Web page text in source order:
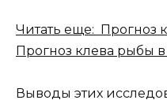
Читать еще: Прогноз
Прогноз клева рыбы
Выводы этих